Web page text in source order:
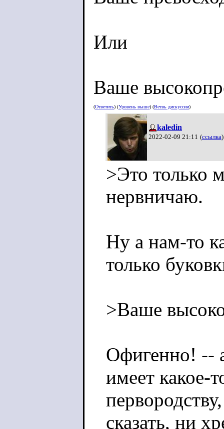
Или
Ваше
(Ответить) (Уровень выше) (Ветвь дискуссии)
kaledin
2022-02-09 21:11 (ссылка)
>Это только
нервничаю.
Ну а нам-то
только
>Ваше
Офигенно! --
имеет какое-
сказать, ни